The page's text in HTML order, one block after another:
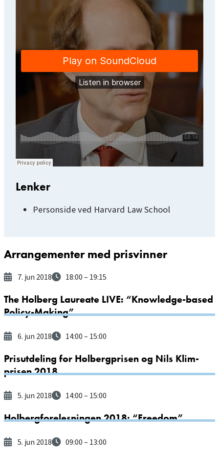
Lenker
Personside ved Harvard Law School
Arrangementer med prisvinner
7. jun 2018 18:00– 19:15
The Holberg Laureate LIVE: “Knowledge-based
Policy-Making”
6. jun 2018 14:00– 15:00
Prisutdeling for Holbergprisen og Nils Klim-
prisen 2018
5. jun 2018 14:00– 15:00
Holbergforelesningen 2018: “Freedom”
5. jun 2018 09:00– 13:00